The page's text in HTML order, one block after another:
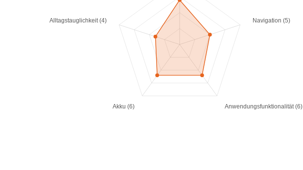
Navigation (5)
Anwendungsfunktionalität (6)
Akku (6)
Alltagstauglichkeit (4)